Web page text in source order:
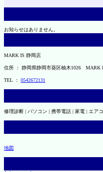
お知らせはありません。
MARK IS 静岡店
住所 ： 静岡県静岡市葵区柚木1026 MARK
TEL ： 0542672131
修理診断 | パソコン | 携帯電話 | 家電 | エア
地図